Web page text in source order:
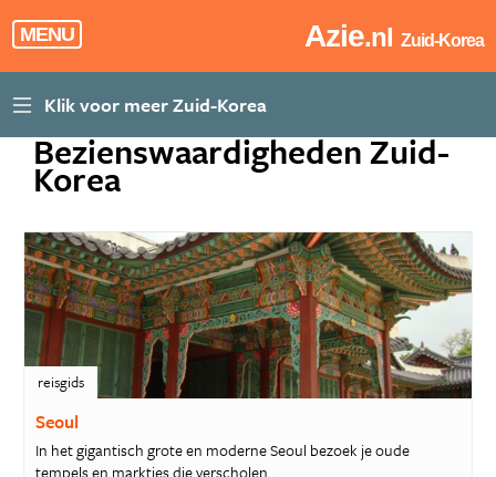
MENU Azie.nl Zuid-Korea
Bezienswaardigheden Zuid-
Korea
reisgids
Seoul
In het gigantisch grote en moderne Seoul bezoek je oude
tempels en marktjes die verscholen...